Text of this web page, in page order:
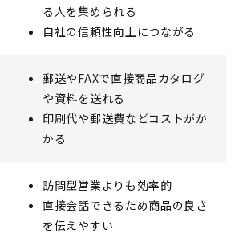
る人を集められる
自社の信頼性向上につながる
郵送やFAXで直接商品カタログ
や資料を送れる
印刷代や郵送費などコストがか
かる
訪問型営業よりも効率的
直接会話できるため商品の良さ
を伝えやすい